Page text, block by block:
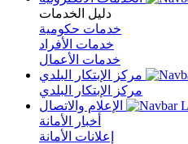
دليل الخدمات
خدمات حكومية
خدمات الأفراد
خدمات الأعمال
مركز الإبتكار البلدي
أخبار الأمانة
إعلانات الأمانة